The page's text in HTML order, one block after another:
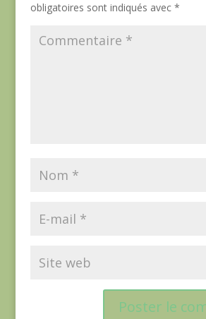
obligatoires sont indiqués avec *